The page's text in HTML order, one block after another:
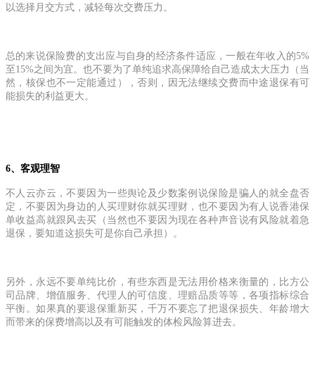
以选择月交方式，减轻每次交费压力。
总的来说保险费的支出应与自身的经济条件适应，一般在年收入的5%
至15%之间为宜。也不要为了单纯追求高保障给自己造成太大压力（当
然，核保也不一定能通过），否则，因无法继续交费而中途退保有可
能损失的利益更大。
6、客观理智
不人云亦云，不要因为一些舆论及少数案例说保险是骗人的就全盘否
定，不要因为身边的人买理财你就买理财，也不要因为有人说香港保
单收益高就跟风去买（当然也不要因为现在各种声音说有风险就着急
退保，要知道这损失可是你自己承担）。
另外，永远不要单纯比价，有些东西是无法用价格来衡量的，比方公
司品牌、增值服务、代理人的可信度、理赔品质等等，各项指标综合
平衡。如果真的要退保重新买，千万不要忘了把退保损失、年龄增大
而带来的保费增高以及有可能触发的体检风险算进去。